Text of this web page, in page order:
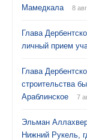
Мамедкала
8
Глава
личный прием
Глава
строительства
Араблинское
7
Эльман
Нижний Рукель,